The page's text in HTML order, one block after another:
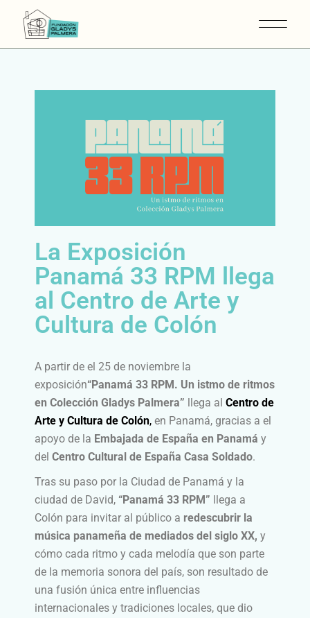
La Exposición
Panamá 33 RPM llega
al Centro de Arte y
Cultura de Colón
A partir de el 25 de noviembre la
exposición“Panamá 33 RPM. Un istmo de ritmos
en Colección Gladys Palmera” llega alCentro de
Arte y Cultura de Colón, en Panamá, gracias a el
apoyo de la Embajada de España en Panamá y
delCentro Cultural de España Casa Soldado.
Tras su paso por la Ciudad de Panamá y la
ciudad de David, “Panamá 33 RPM” llega a
Colón para invitar al público a redescubrir la
música panameña de mediados del siglo XX,y
cómo cada ritmo y cada melodía que son parte
de la memoria sonora del país, son resultado de
una fusión única entre influencias
internacionales y tradiciones locales, que dio